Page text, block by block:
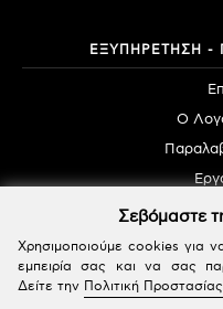
ΕΞΥΠΗΡΕΤΗΣΗ -
Ο
Powered by SBZ Systems & EMDI
Σεβόμαστε
Χρησιμοποιούμε cookies για
εμπειρία σας και να σας
Δείτε την Πολιτική